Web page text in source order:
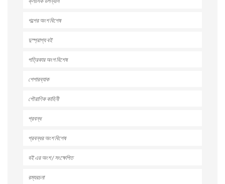
গল্পের অংশ বিশেষ
দুস্প্রাপ্য বই
পত্রিকার অংশ বিশেষ
পেপারব্যাক
পৌরাণিক কাহিনী
প্রবন্ধ
প্রবন্ধর অংশ বিশেষ
বই এর অংশ / সংক্ষেপিত
রম্যরচনা